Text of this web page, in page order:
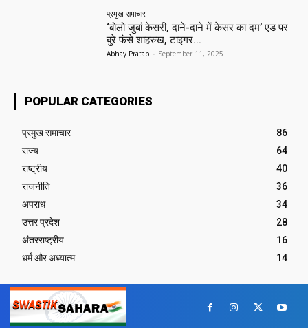
प्रमुख समाचार‎
‘बोलो जुबां केसरी, दाने-दाने में केसर का दम’ एड पर
बुरे फंसे शाहरुख, टाइगर...
Abhay Pratap - September 11, 2025
POPULAR CATEGORIES
प्रमुख समाचार‎
86
राज्य
64
राष्ट्रीय
40
राजनीति
36
अपराध
34
उत्तर प्रदेश
28
अंतरराष्ट्रीय
16
धर्म और अध्यात्म
14